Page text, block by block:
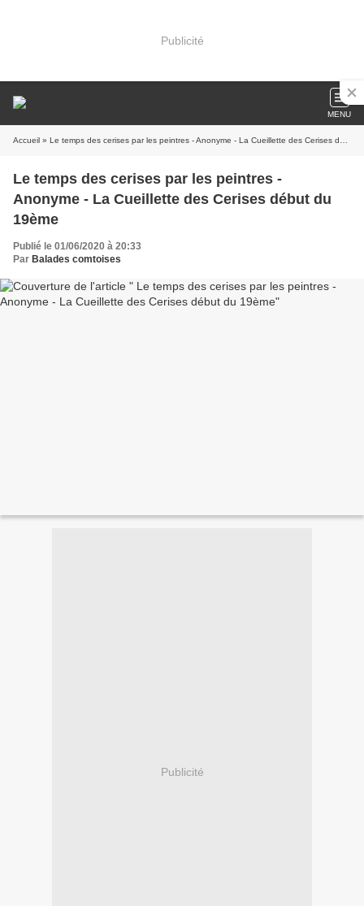
Publicité
MENU
Accueil » Le temps des cerises par les peintres - Anonyme - La Cueillette des Cerises début du 19ème
Le temps des cerises par les peintres -
Anonyme - La Cueillette des Cerises début du
19ème
Publié le 01/06/2020 à 20:33
Par Balades comtoises
Publicité